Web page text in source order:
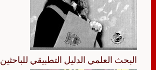
البحث العلمي الدليل التطبيقي للباحثين